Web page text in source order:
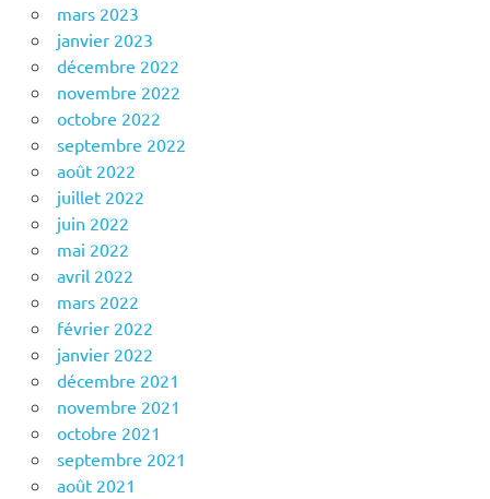
mars 2023
janvier 2023
décembre 2022
novembre 2022
octobre 2022
septembre 2022
août 2022
juillet 2022
juin 2022
mai 2022
avril 2022
mars 2022
février 2022
janvier 2022
décembre 2021
novembre 2021
octobre 2021
septembre 2021
août 2021